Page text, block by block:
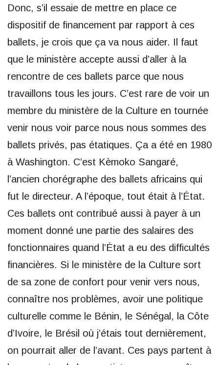
Donc, s’il essaie de mettre en place ce
dispositif de financement par rapport à ces
ballets, je crois que ça va nous aider. Il faut
que le ministère accepte aussi d’aller à la
rencontre de ces ballets parce que nous
travaillons tous les jours. C’est rare de voir un
membre du ministère de la Culture en tournée
venir nous voir parce nous nous sommes des
ballets privés, pas étatiques. Ça a été en 1980
à Washington. C’est Kèmoko Sangaré,
l’ancien chorégraphe des ballets africains qui
fut le directeur. A l’époque, tout était à l’État.
Ces ballets ont contribué aussi à payer à un
moment donné une partie des salaires des
fonctionnaires quand l’État a eu des difficultés
financières. Si le ministère de la Culture sort
de sa zone de confort pour venir vers nous,
connaître nos problèmes, avoir une politique
culturelle comme le Bénin, le Sénégal, la Côte
d’Ivoire, le Brésil où j’étais tout dernièrement,
on pourrait aller de l’avant. Ces pays partent à